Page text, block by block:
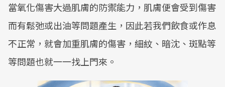
當氧化傷害大過肌膚的防禦能力，肌膚便會受到傷害
而有鬆弛或出油等問題產生，因此若我們飲食或作息
不正常，就會加重肌膚的傷害，細紋、暗沈、斑點等
等問題也就一一找上門來。